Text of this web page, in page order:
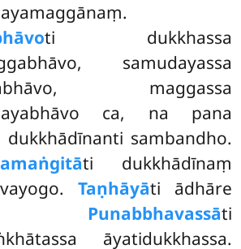
ti dukkhassa
samudayassa
maggassa
ca, na pana
sambandho.
ti dukkhādīnaṃ
Taṇhāyāti ādhāre
Punabbhavassāti
āyatidukkhassa.